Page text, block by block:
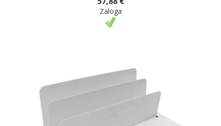
Zaloga